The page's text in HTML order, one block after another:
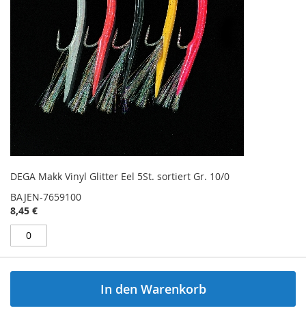
DEGA Makk Vinyl Glitter Eel 5St. sortiert Gr. 10/0
BAJEN-7659100
8,45 €
In den Warenkorb